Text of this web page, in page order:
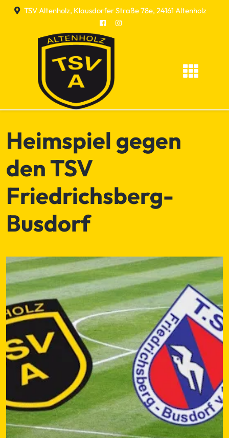
Skip
TSV Altenholz, Klausdorfer Straße 78e, 24161 Altenholz
Heimspiel gegen
den TSV
Friedrichsberg-
Busdorf